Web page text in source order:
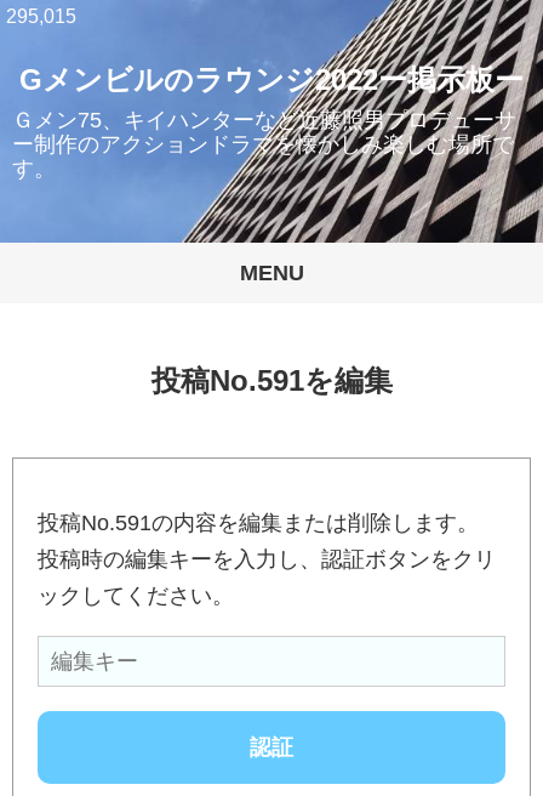
Gメンビルのラウンジ2022ー掲示板ー
Ｇメン75、キイハンターなど近藤照男プロデューサ
ー制作のアクションドラマを懐かしみ楽しむ場所で
す。
MENU
295,015
投稿No.591を編集
投稿No.591の内容を編集または削除します。
投稿時の編集キーを入力し、認証ボタンをクリ
ックしてください。